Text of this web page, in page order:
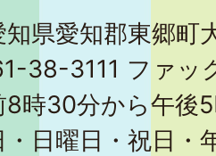
県愛知郡東郷町
38-3111 ファ
8時30分から午後
日曜日・祝日・